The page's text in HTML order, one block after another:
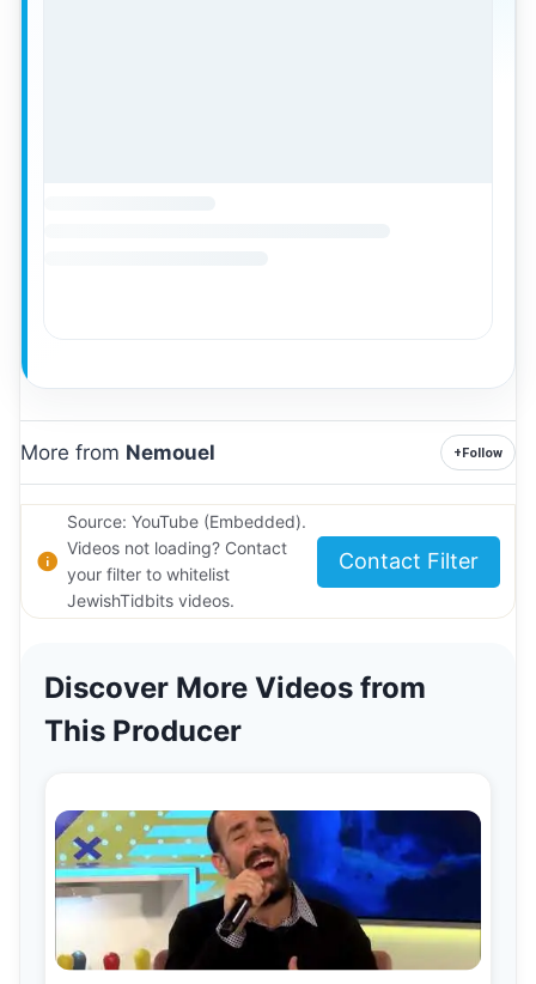
More from Nemouel +Follow
Source: YouTube (Embedded).
Videos not loading? Contact
your filter to whitelist
JewishTidbits videos.
Contact Filter
Discover More Videos from
This Producer